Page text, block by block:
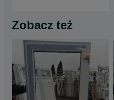
Zobacz też